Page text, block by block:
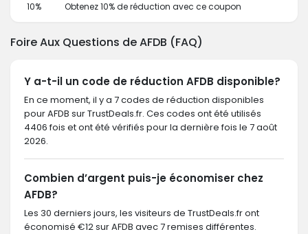
10% Obtenez 10% de réduction avec ce coupon
Foire Aux Questions de AFDB (FAQ)
Y a-t-il un code de réduction AFDB disponible?
En ce moment, il y a 7 codes de réduction disponibles
pour AFDB sur TrustDeals.fr. Ces codes ont été utilisés
4406 fois et ont été vérifiés pour la dernière fois le 7 août
2026.
Combien d’argent puis-je économiser chez
AFDB?
Les 30 derniers jours, les visiteurs de TrustDeals.fr ont
économisé €12 sur AFDB avec 7 remises différentes.